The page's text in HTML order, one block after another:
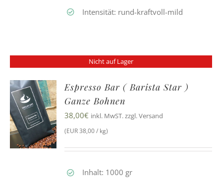
Intensität: rund-kraftvoll-mild
Nicht auf Lager
Espresso Bar ( Barista Star )
Ganze Bohnen
38,00€ inkl. MwST. zzgl. Versand
(EUR 38,00 / kg)
Inhalt: 1000 gr